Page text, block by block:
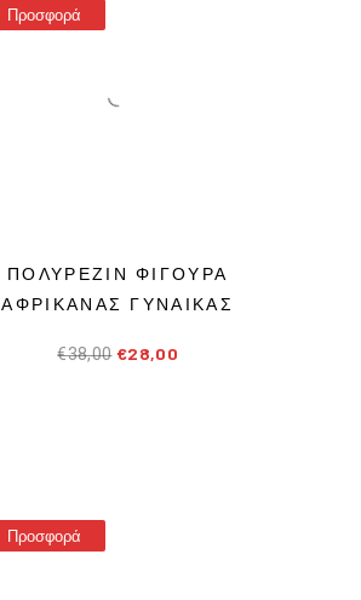
Προσφορά
ΠΟΛΥΡΕΖΙΝ ΦΙΓΟΥΡΑ
ΑΦΡΙΚΑΝΑΣ ΓΥΝΑΙΚΑΣ
€38,00 €28,00
Προσφορά